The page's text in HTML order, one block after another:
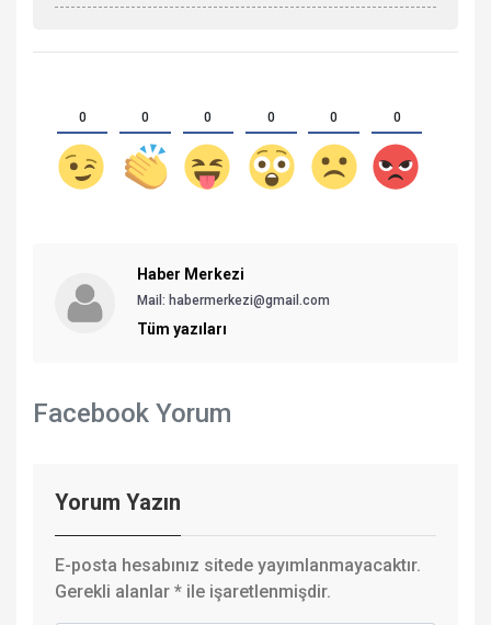
0 0 0 0 0 0
Haber Merkezi
Mail: habermerkezi@gmail.com
Tüm yazıları
Facebook Yorum
Yorum Yazın
E-posta hesabınız sitede yayımlanmayacaktır.
Gerekli alanlar * ile işaretlenmişdir.